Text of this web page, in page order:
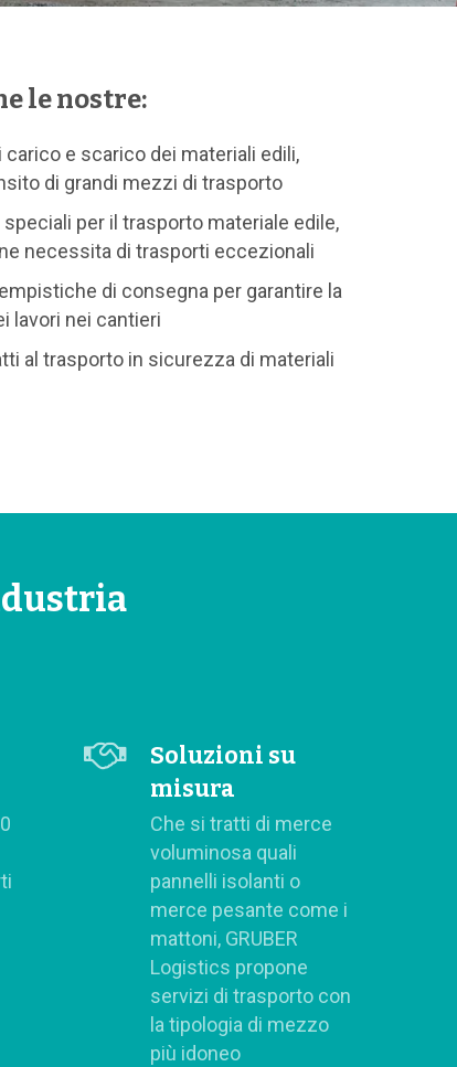
le nostre:
e scarico dei materiali edili,
di grandi mezzi di trasporto
per il trasporto materiale edile,
necessita di trasporti eccezionali
di consegna per garantire la
lavori nei cantieri
al trasporto in sicurezza di materiali
Soluzioni su
misura
Che si tratti di merce
voluminosa quali
pannelli isolanti o
merce pesante come i
mattoni, GRUBER
Logistics propone
servizi di trasporto con
la tipologia di mezzo
più idoneo